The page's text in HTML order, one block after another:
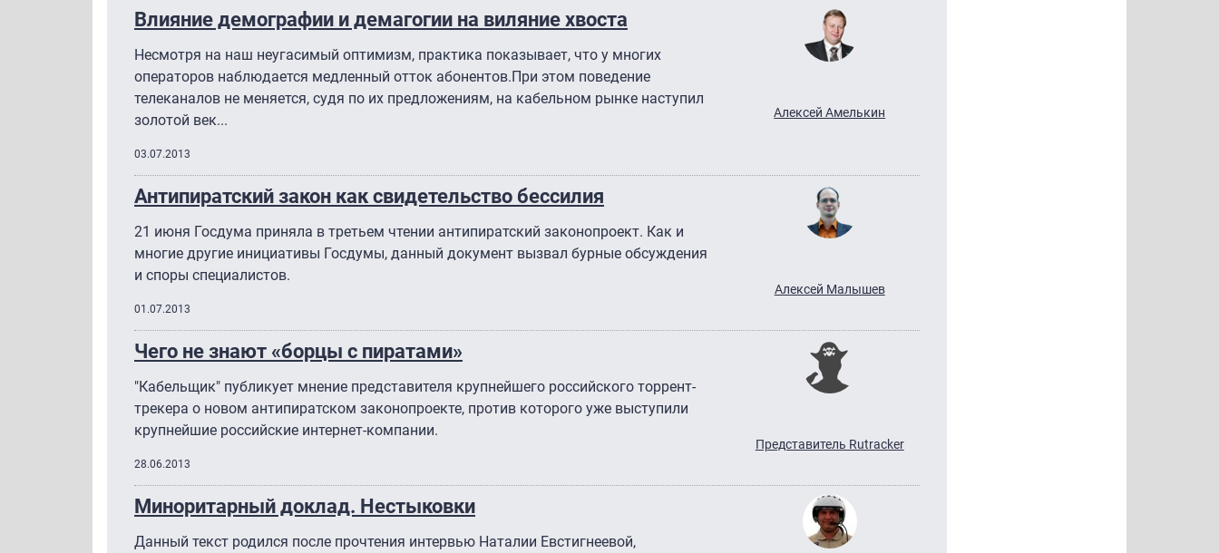
Влияние демографии и демагогии на виляние хвоста
Несмотря на наш неугасимый оптимизм, практика показывает, что у многих
операторов наблюдается медленный отток абонентов.При этом поведение
телеканалов не меняется, судя по их предложениям, на кабельном рынке наступил
золотой век...
03.07.2013
Алексей Амелькин
Антипиратский закон как свидетельство бессилия
21 июня Госдума приняла в третьем чтении антипиратский законопроект. Как и
многие другие инициативы Госдумы, данный документ вызвал бурные обсуждения
и споры специалистов.
01.07.2013
Алексей Малышев
Чего не знают «борцы с пиратами»
"Кабельщик" публикует мнение представителя крупнейшего российского торрент-
трекера о новом антипиратском законопроекте, против которого уже выступили
крупнейшие российские интернет-компании.
28.06.2013
Представитель Rutracker
Миноритарный доклад. Нестыковки
Данный текст родился после прочтения интервью Наталии Евстигнеевой,